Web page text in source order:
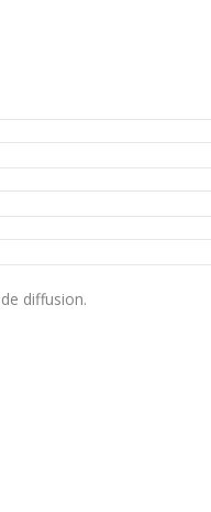
diffusion.